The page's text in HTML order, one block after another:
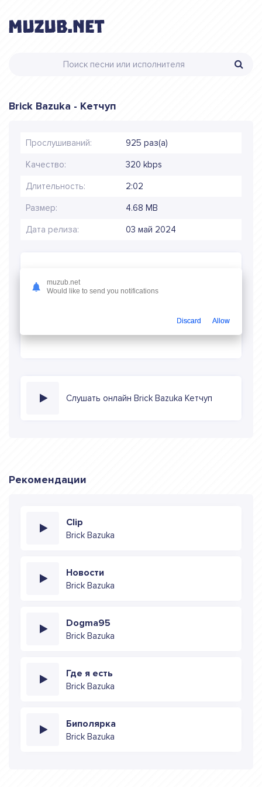
Brick Bazuka - Кетчуп
Прослушиваний: 925 раз(а)
Качество: 320 kbps
Длительность: 2:02
Размер: 4.68 MB
Дата релиза: 03 май 2024
2:02, качество: 320 кбитс) бесплатно или слушать музыку
Слушать онлайн Brick Bazuka Кетчуп
Рекомендации
Clip
Brick Bazuka
Новости
Brick Bazuka
Dogma95
Brick Bazuka
Где я есть
Brick Bazuka
Биполярка
Brick Bazuka
muzub.net
Would like to send you notifications
Discard Allow